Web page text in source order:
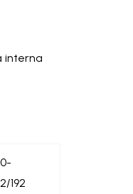
interna
192